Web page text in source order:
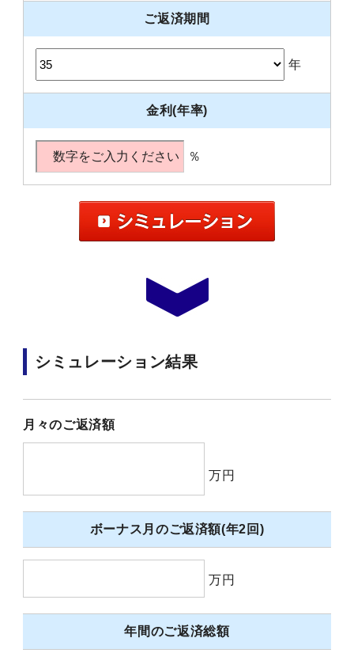
ご返済期間
年
金利(年率)
％
シミュレーション結果
月々のご返済額
万円
ボーナス月のご返済額(年2回)
万円
年間のご返済総額